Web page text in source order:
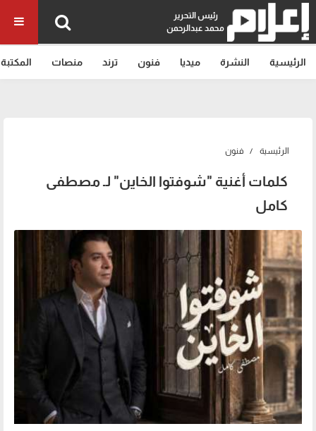
رئيس التحرير
محمد عبدالرحمن
الرئيسية النشرة ميديا فنون ترند منصات المكتبة
الرئيسية فنون
كلمات أغنية "شوفتوا الخاين" لـ مصطفى
كامل